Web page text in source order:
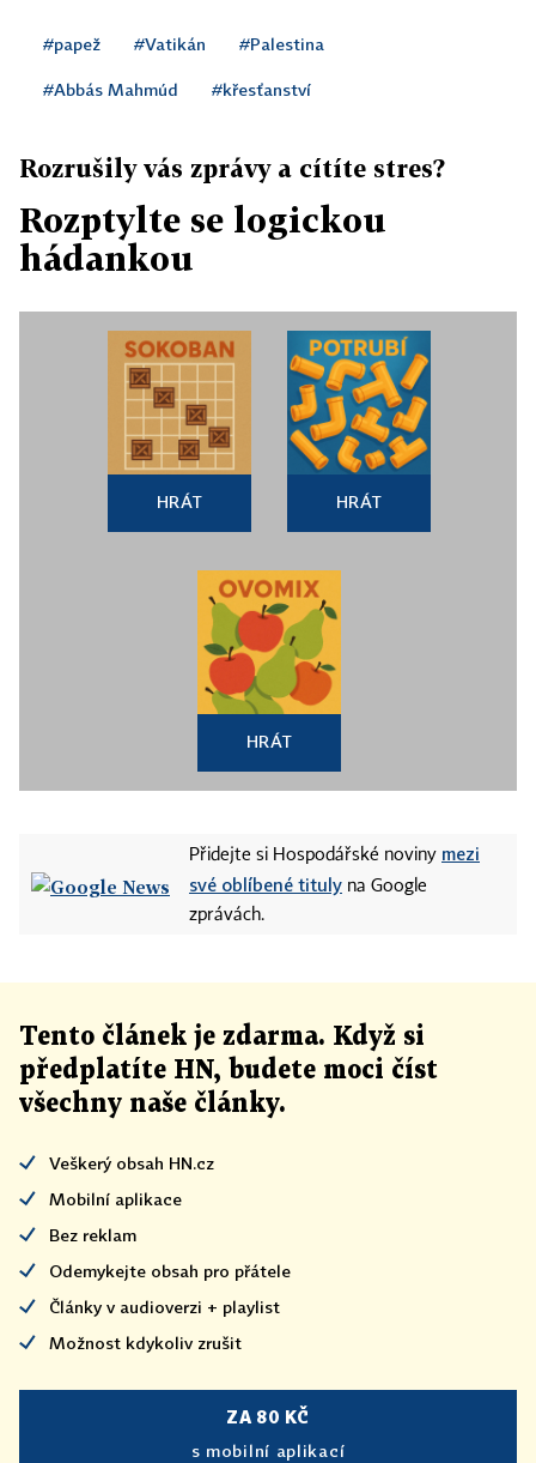
#papež #Vatikán #Palestina
#Abbás Mahmúd #křesťanství
Rozrušily vás zprávy a cítíte stres?
Rozptylte se logickou
hádankou
HRÁT HRÁT
HRÁT
Přidejte si Hospodářské noviny mezi
své oblíbené tituly na Google
zprávách.
Tento článek je zdarma. Když si
předplatíte HN, budete moci číst
všechny naše články.
Veškerý obsah HN.cz
Mobilní aplikace
Bez reklam
Odemykejte obsah pro přátele
Články v audioverzi + playlist
Možnost kdykoliv zrušit
ZA 80 KČ
s mobilní aplikací